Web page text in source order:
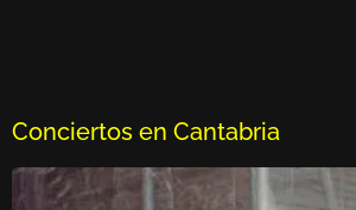
Conciertos en Cantabria